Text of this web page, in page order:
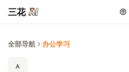
三花
全部导航 办公学习
A